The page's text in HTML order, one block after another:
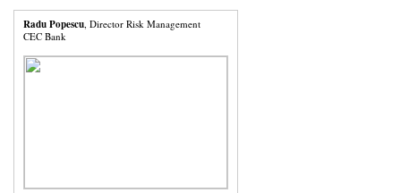
Radu Popescu , Director Risk Management
CEC Bank